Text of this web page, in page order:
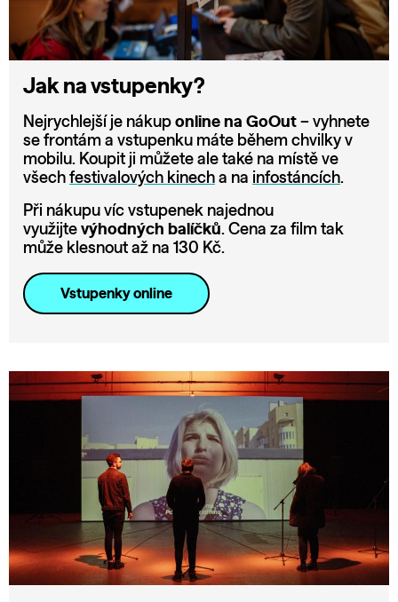
Jak na vstupenky?
Nejrychlejší je nákup online na GoOut – vyhnete
se frontám a vstupenku máte během chvilky v
mobilu. Koupit ji můžete ale také na místě ve
všech festivalových kinech a na infostáncích.
Při nákupu víc vstupenek najednou
využijte výhodných balíčků. Cena za film tak
může klesnout až na 130 Kč.
Vstupenky online